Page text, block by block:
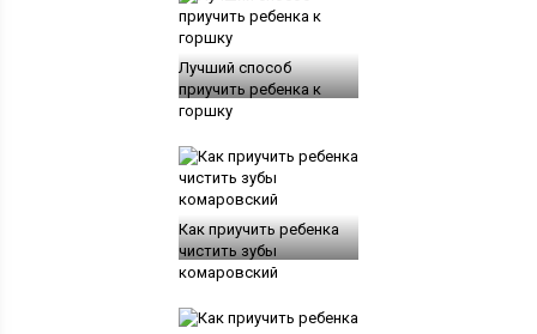
Лучший способ
приучить ребенка к
горшку
Как приучить ребенка
чистить зубы
комаровский